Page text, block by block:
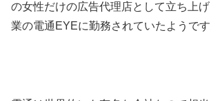
の女性だけの広告代理店として立ち上
業の電通EYEに勤務されていたようです